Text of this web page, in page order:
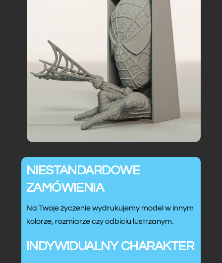
NIESTANDARDOWE
ZAMÓWIENIA
Na Twoje życzenie wydrukujemy model w innym
kolorze, rozmiarze czy odbiciu lustrzanym.
INDYWIDUALNY CHARAKTER